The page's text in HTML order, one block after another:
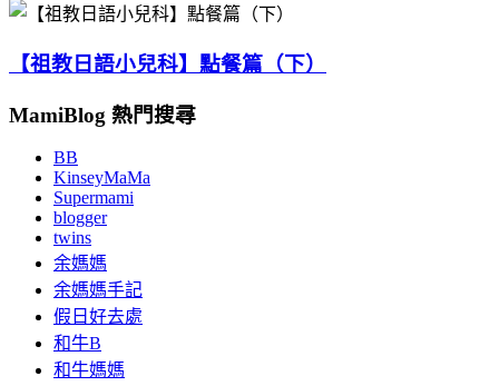
【祖教日語小兒科】點餐篇（下）
MamiBlog 熱門搜尋
BB
KinseyMaMa
Supermami
blogger
twins
余媽媽
余媽媽手記
假日好去處
和牛B
和牛媽媽